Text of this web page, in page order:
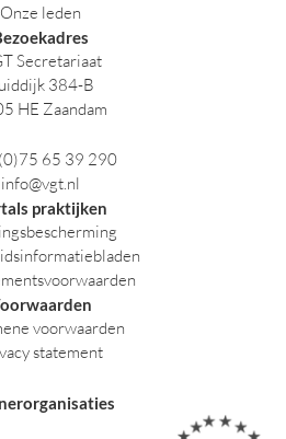
Onze leden
Secretariaat
384-B
HE Zaandam
65 39 290
info@vgt.nl
praktijken
voorwaarden
statement